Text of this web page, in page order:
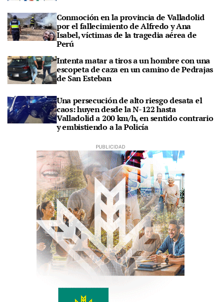
Conmoción en la provincia de Valladolid
por el fallecimiento de Alfredo y Ana
Isabel, víctimas de la tragedia aérea de
Perú
Intenta matar a tiros a un hombre con una
escopeta de caza en un camino de Pedrajas
de San Esteban
Una persecución de alto riesgo desata el
caos: huyen desde la N-122 hasta
Valladolid a 200 km/h, en sentido contrario
y embistiendo a la Policía